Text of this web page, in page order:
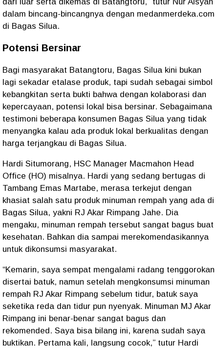
dalam bincang-bincangnya dengan medanmerdeka.com
di Bagas Silua.
Potensi Bersinar
Bagi masyarakat Batangtoru, Bagas Silua kini bukan
lagi sekadar etalase produk, tapi sudah sebagai simbol
kebangkitan serta bukti bahwa dengan kolaborasi dan
kepercayaan, potensi lokal bisa bersinar. Sebagaimana
testimoni beberapa konsumen Bagas Silua yang tidak
menyangka kalau ada produk lokal berkualitas dengan
harga terjangkau di Bagas Silua.
Hardi Situmorang, HSC Manager Macmahon Head
Office (HO) misalnya. Hardi yang sedang bertugas di
Tambang Emas Martabe, merasa terkejut dengan
khasiat salah satu produk minuman rempah yang ada di
Bagas Silua, yakni RJ Akar Rimpang Jahe. Dia
mengaku, minuman rempah tersebut sangat bagus buat
kesehatan. Bahkan dia sampai merekomendasikannya
untuk dikonsumsi masyarakat.
“Kemarin, saya sempat mengalami radang tenggorokan
disertai batuk, namun setelah mengkonsumsi minuman
rempah RJ Akar Rimpang sebelum tidur, batuk saya
seketika reda dan tidur pun nyenyak. Minuman MJ Akar
Rimpang ini benar-benar sangat bagus dan
rekomended. Saya bisa bilang ini, karena sudah saya
buktikan. Pertama kali, langsung cocok,” tutur Hardi